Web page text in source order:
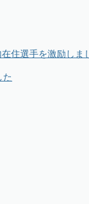
住選手を激励しま